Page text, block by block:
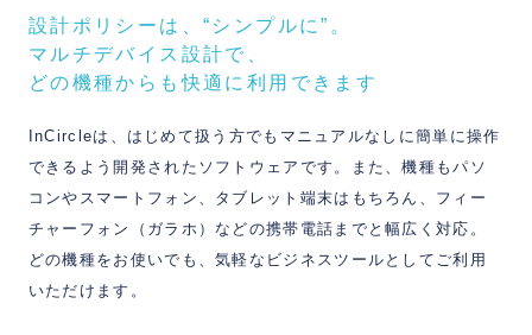
設計ポリシーは、“シンプルに”。
マルチデバイス設計で、
どの機種からも快適に利用できます
InCircleは、はじめて扱う方でもマニュアルなしに簡単に操作
できるよう開発されたソフトウェアです。また、機種もパソ
コンやスマートフォン、タブレット端末はもちろん、フィー
チャーフォン（ガラホ）などの携帯電話までと幅広く対応。
どの機種をお使いでも、気軽なビジネスツールとしてご利用
いただけます。